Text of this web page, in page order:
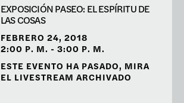
EXPOSICIÓN PASEO: EL ESPÍRITU DE
LAS COSAS
FEBRERO 24, 2018
2:00 P. M. - 3:00 P. M.
ESTE EVENTO HA PASADO, MIRA
EL LIVESTREAM ARCHIVADO